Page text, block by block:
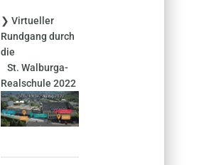
❯ Virtueller
Rundgang durch
die
St. Walburga-
Realschule 2022